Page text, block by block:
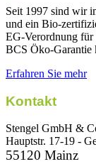
Seit 1997 sind wir
und ein Bio-
EG-Verordnung
BCS Öko-
Erfahren Sie mehr
Kontakt
Stengel GmbH &
Hauptstr. 17-19 -
55120 Mainz